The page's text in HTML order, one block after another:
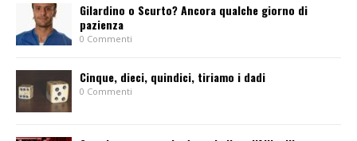
Gilardino o Scurto? Ancora qualche giorno di
pazienza
0 Commenti
Cinque, dieci, quindici, tiriamo i dadi
0 Commenti